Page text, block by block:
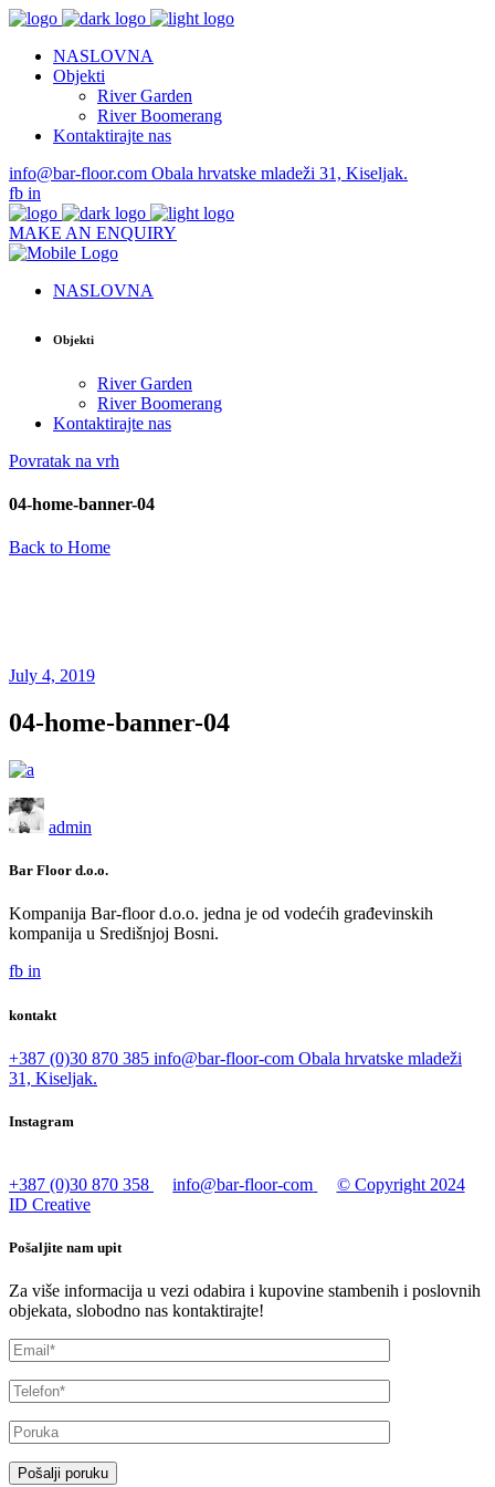
NASLOVNA
Objekti
River Garden
River Boomerang
Kontaktirajte nas
info@bar-floor.com Obala hrvatske mladeži 31, Kiseljak.
fb in
MAKE AN ENQUIRY
NASLOVNA
Objekti
River Garden
River Boomerang
Kontaktirajte nas
Povratak na vrh
04-home-banner-04
Back to Home
July 4, 2019
04-home-banner-04
admin
Bar Floor d.o.o.
Kompanija Bar-floor d.o.o. jedna je od vodećih građevinskih
kompanija u Središnjoj Bosni.
fb in
kontakt
+387 (0)30 870 385 info@bar-floor-com Obala hrvatske mladeži
31, Kiseljak.
Instagram
+387 (0)30 870 358 info@bar-floor-com
© Copyright 2024
ID Creative
Pošaljite nam upit
Za više informacija u vezi odabira i kupovine stambenih i poslovnih
objekata, slobodno nas kontaktirajte!
Pošalji poruku